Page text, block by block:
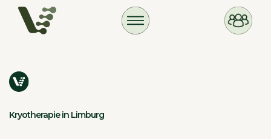
Kryotherapie in Limburg